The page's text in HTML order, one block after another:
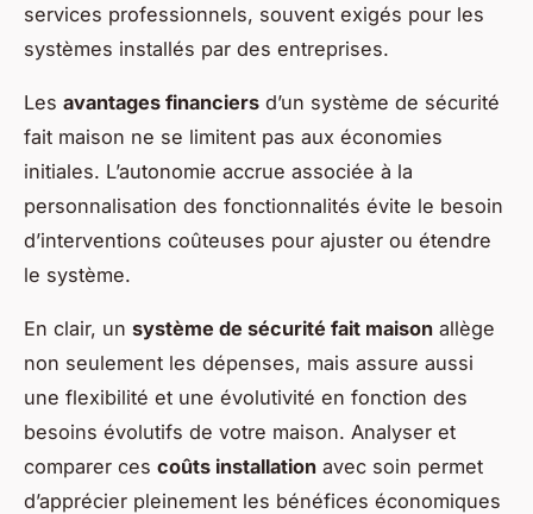
services professionnels, souvent exigés pour les
systèmes installés par des entreprises.
Les avantages financiers d’un système de sécurité
fait maison ne se limitent pas aux économies
initiales. L’autonomie accrue associée à la
personnalisation des fonctionnalités évite le besoin
d’interventions coûteuses pour ajuster ou étendre
le système.
En clair, un système de sécurité fait maison allège
non seulement les dépenses, mais assure aussi
une flexibilité et une évolutivité en fonction des
besoins évolutifs de votre maison. Analyser et
comparer ces coûts installation avec soin permet
d’apprécier pleinement les bénéfices économiques